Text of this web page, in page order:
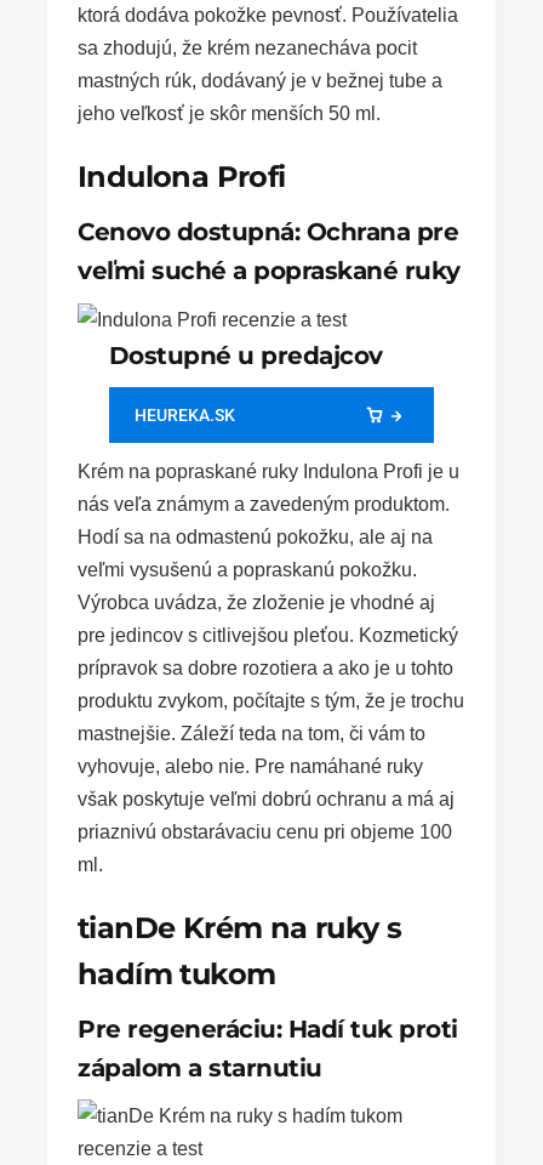
ktorá dodáva pokožke pevnosť. Používatelia
sa zhodujú, že krém nezanecháva pocit
mastných rúk, dodávaný je v bežnej tube a
jeho veľkosť je skôr menších 50 ml.
Indulona Profi
Cenovo dostupná: Ochrana pre
veľmi suché a popraskané ruky
Dostupné u predajcov
HEUREKA.SK
Krém na popraskané ruky Indulona Profi je u
nás veľa známym a zavedeným produktom.
Hodí sa na odmastenú pokožku, ale aj na
veľmi vysušenú a popraskanú pokožku.
Výrobca uvádza, že zloženie je vhodné aj
pre jedincov s citlivejšou pleťou. Kozmetický
prípravok sa dobre rozotiera a ako je u tohto
produktu zvykom, počítajte s tým, že je trochu
mastnejšie. Záleží teda na tom, či vám to
vyhovuje, alebo nie. Pre namáhané ruky
však poskytuje veľmi dobrú ochranu a má aj
priaznivú obstarávaciu cenu pri objeme 100
ml.
tianDe Krém na ruky s
hadím tukom
Pre regeneráciu: Hadí tuk proti
zápalom a starnutiu